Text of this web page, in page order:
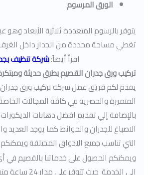
الورق المرسوم
يتوفر بالرسوم المتعددة ثلاثية الأبعاد
تغطي مساحة محددة من الجدار داخل
اقرأ أيضاً:شركة تنظيف
تركيب ورق جدران القصيم بطرق حديثة
يقدم لكم فريق عمل شركة تركيب ورق
المتميزة والحصرية في كافة المجالات
بالإضافة إلي تقديم افضل دهانات
الاصباغ للجدران والحوائط كما يوجد العديد
التي تناسب جميع الاذواق المختلفة ويمكنكم
ويمكنكم الحصول على خدماتنا بالقصيم في
إلى الخدمة حيث